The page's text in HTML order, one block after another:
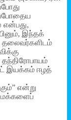
என்பது,
இந்தக்
தலைவர்களிடம்
இயக்கம் ஈழத்
என்று
மக்களைப்